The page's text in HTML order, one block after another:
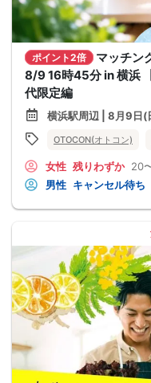
ポイント2倍
マッチン
8/9 16時45分 in 横浜
代限定編
横浜駅周辺 | 8月9日(
OTOCON(オトコン)
女性 残りわずか 20
男性 キャンセル待ち